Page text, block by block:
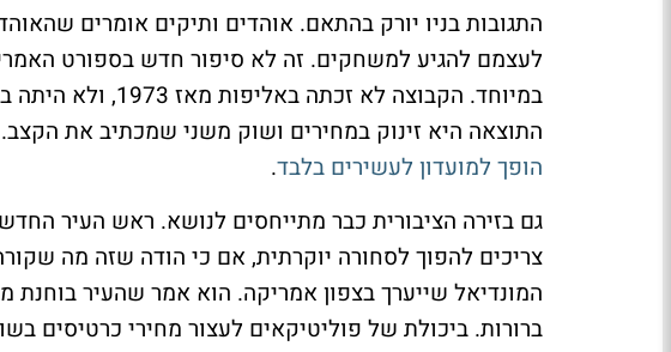
התגובות בניו יורק בהתאם. אוהדים ותיקים אומרים
לעצמם להגיע למשחקים. זה לא סיפור חדש בספורט
התוצאה היא זינוק במחירים ושוק משני שמכתיב את
הופך למועדון לעשירים בלבד.
גם בזירה הציבורית כבר מתייחסים לנושא. ראש העיר
המונדיאל שייערך בצפון אמריקה. הוא אמר שהעיר בוחנת
ברורות. ביכולת של פוליטיקאים לעצור מחירי כרטיסים